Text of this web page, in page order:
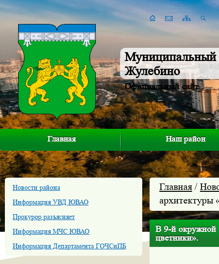
Муниципальный
Жулебино
Официальный сайт
Главная Наш район
Новости района
Информация УВД ЮВАО
Прокурор разъясняет
Информация МЧС ЮВАО
Информация Департамента ГОЧСиПБ
Главная /
архитектуры
В 9-й окружной
цветники».